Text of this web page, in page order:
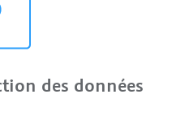
des données